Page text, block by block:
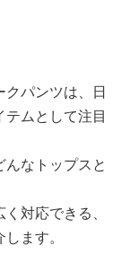
パンツは、日
ムとして注目
なトップスと
対応できる、
ます。